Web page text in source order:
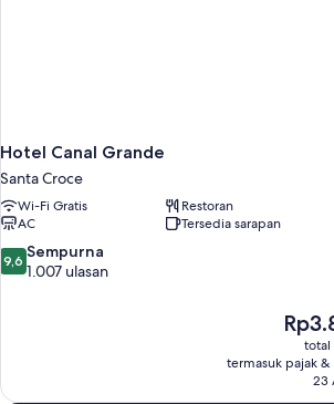
Hotel Canal Grande
Santa Croce
Wi-Fi Gratis
Restoran
AC
Tersedia sarapan
9.6
dari
9,6 Sempurna
1.007 ulasan
Harga
total
termasuk pajak
23